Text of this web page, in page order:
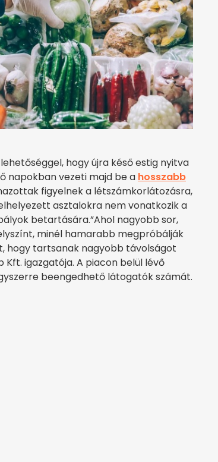
hogy újra késő estig nyitva
napokban vezeti majd be a hosszabb
figyelnek a létszámkorlátozásra,
asztalokra nem vonatkozik a
betartására.”Ahol nagyobb sor,
minél hamarabb megpróbálják
hogy tartsanak nagyobb távolságot
Kft. igazgatója. A piacon belül lévő
beengedhető látogatók számát.